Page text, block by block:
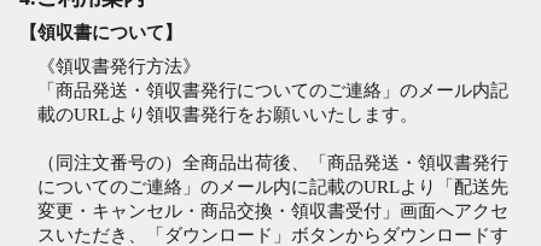
【領収書について】
《領収書発行方法》
「商品発送・領収書発行についてのご連絡」のメール内記
載のURLより領収書発行をお願いいたします。
（同注文番号の）全商品出荷後、「商品発送・領収書発行
についてのご連絡」のメール内に記載のURLより「配送先
変更・キャンセル・商品交換・領収書受付」画面へアクセ
スいただき、「ダウンロード」ボタンからダウンロードす